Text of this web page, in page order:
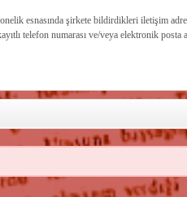
esnasında şirkete bildirdikleri iletişim
telefon numarası ve/veya elektronik